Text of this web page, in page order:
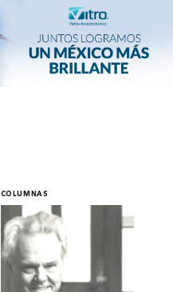
COLUMNAS